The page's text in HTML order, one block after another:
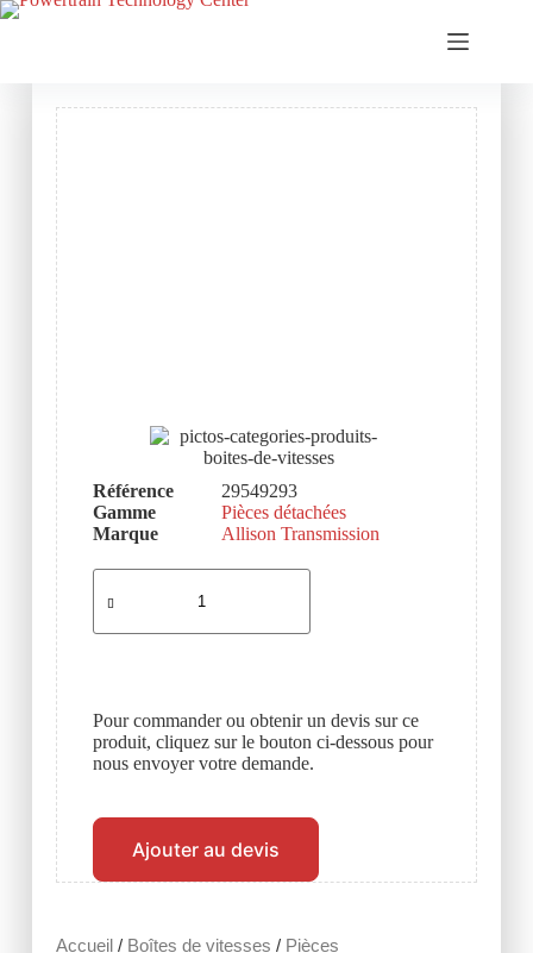
Accueil/ Boîtes de vitesses / Pièces
Référence
29549293
Gamme
Pièces détachées
Marque
Allison Transmission
Pour commander ou obtenir un devis sur ce
produit, cliquez sur le bouton ci-dessous pour
nous envoyer votre demande.
Ajouter au devis